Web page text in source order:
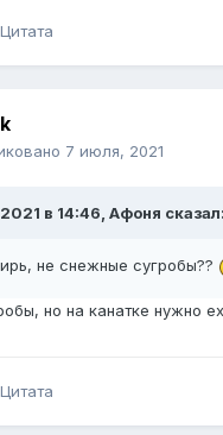
Цитата
7 июля, 2021
в 14:46, Афоня сказал:
не снежные сугробы??
но на канатке нужно
Цитата